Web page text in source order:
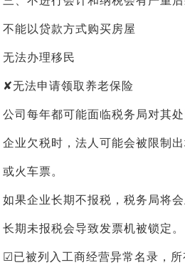
不能以贷款方式购买房屋
无法办理移民
✘无法申请领取养老保险
公司每年都可能面临税务局对其
企业欠税时，法人可能会被限制
或火车票。
如果企业长期不报税，税务局将会
长期未报税会导致发票机被锁定。
☑已被列入工商经营异常名录，